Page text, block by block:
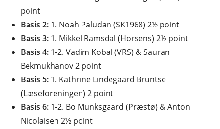
point
Basis 2: 1. Noah Paludan (SK1968) 2½ point
Basis 3: 1. Mikkel Ramsdal (Horsens) 2½ point
Basis 4: 1-2. Vadim Kobal (VRS) & Sauran
Bekmukhanov 2 point
Basis 5: 1. Kathrine Lindegaard Bruntse
(Læseforeningen) 2 point
Basis 6: 1-2. Bo Munksgaard (Præstø) & Anton
Nicolaisen 2½ point